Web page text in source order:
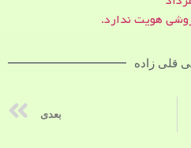
هویت ندارد.
قلی زاده
بعدی